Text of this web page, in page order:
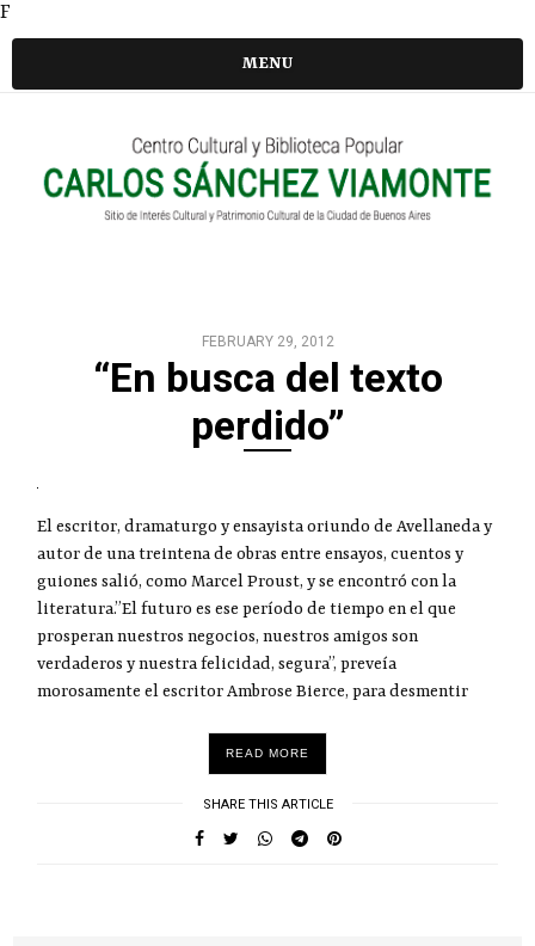
F
MENU
FEBRUARY 29, 2012
“En busca del texto
perdido”
El escritor, dramaturgo y ensayista oriundo de Avellaneda y
autor de una treintena de obras entre ensayos, cuentos y
guiones salió, como Marcel Proust, y se encontró con la
literatura.”El futuro es ese período de tiempo en el que
prosperan nuestros negocios, nuestros amigos son
verdaderos y nuestra felicidad, segura”, preveía
morosamente el escritor Ambrose Bierce, para desmentir
READ MORE
SHARE THIS ARTICLE